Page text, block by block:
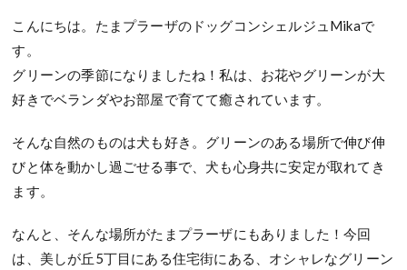
こんにちは。たまプラーザのドッグコンシェルジュMikaで
す。
グリーンの季節になりましたね！私は、お花やグリーンが大
好きでベランダやお部屋で育てて癒されています。
そんな自然のものは犬も好き。グリーンのある場所で伸び伸
びと体を動かし過ごせる事で、犬も心身共に安定が取れてき
ます。
なんと、そんな場所がたまプラーザにもありました！今回
は、美しが丘5丁目にある住宅街にある、オシャレなグリーン